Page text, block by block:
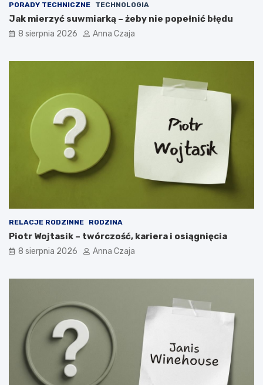
PORADY TECHNICZNE TECHNOLOGIA
Jak mierzyć suwmiarką – żeby nie popełnić błędu
8 sierpnia 2026 Anna Czaja
RELACJE RODZINNE RODZINA
Piotr Wojtasik – twórczość, kariera i osiągnięcia
8 sierpnia 2026 Anna Czaja